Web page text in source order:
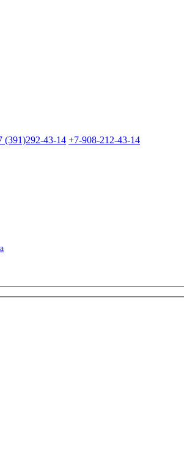
(391)292-43-14 +7-908-212-43-14